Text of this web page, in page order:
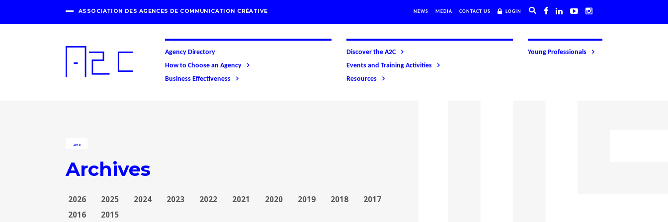
ASSOCIATION DES AGENCES DE COMMUNICATION CRÉATIVE NEWS MEDIA CONTACT US LOGIN
Agency Directory
How to Choose an Agency
Business Effectiveness
Discover the A2C
Events and Training Activities
Resources
Young Professionals
2018
Archives
2026 2025 2024 2023 2022 2021 2020 2019 2018
2017
2016
2015